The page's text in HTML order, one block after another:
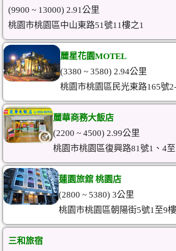
(9900 ~ 13000) 2.91公里
桃園市桃園區中山東路51號11樓之1
麗星花園MOTEL
(3380 ~ 3580) 2.94公里
桃園市桃園區民光東路165號
麗華商務大飯店
(2200 ~ 4500) 2.99公里
桃園市桃園區復興路81號1、4
蓮園旅舘 桃園店
(2800 ~ 5380) 3公里
桃園市桃園區朝陽街5號1至9樓
三和旅宿